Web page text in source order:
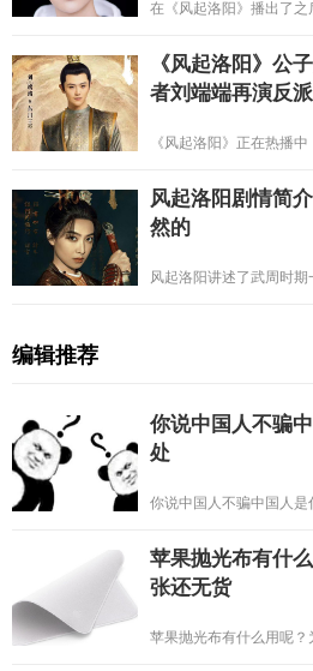
在《风起洛阳》播出了
《风起洛阳》公
者刘端端再演反派
《风起洛阳》正在热播
风起洛阳剧情简
然的
风起洛阳讲述了武周时
编辑推荐
你说中国人不骗
处
你说中国人不骗中国人
苹果抛光布有什
张还无货
苹果抛光布有什么用呢